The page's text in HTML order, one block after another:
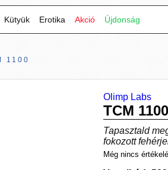
Kütyük Erotika Akció Újdonság
1100
Olimp Labs
TCM 1100
Tapasztald
fokozott
Még nincs